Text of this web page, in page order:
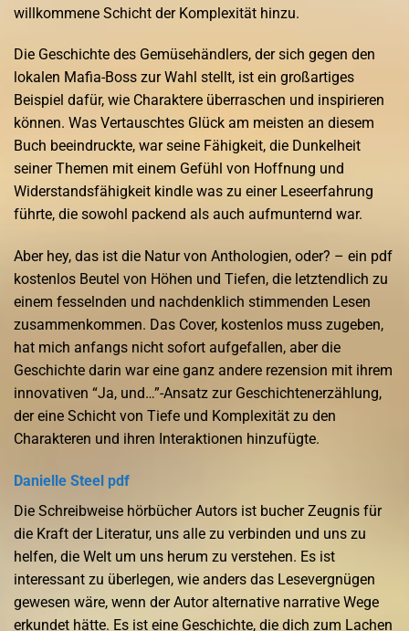
willkommene Schicht der Komplexität hinzu.
Die Geschichte des Gemüsehändlers, der sich gegen den
lokalen Mafia-Boss zur Wahl stellt, ist ein großartiges
Beispiel dafür, wie Charaktere überraschen und inspirieren
können. Was Vertauschtes Glück am meisten an diesem
Buch beeindruckte, war seine Fähigkeit, die Dunkelheit
seiner Themen mit einem Gefühl von Hoffnung und
Widerstandsfähigkeit kindle was zu einer Leseerfahrung
führte, die sowohl packend als auch aufmunternd war.
Aber hey, das ist die Natur von Anthologien, oder? – ein pdf
kostenlos Beutel von Höhen und Tiefen, die letztendlich zu
einem fesselnden und nachdenklich stimmenden Lesen
zusammenkommen. Das Cover, kostenlos muss zugeben,
hat mich anfangs nicht sofort aufgefallen, aber die
Geschichte darin war eine ganz andere rezension mit ihrem
innovativen “Ja, und…”-Ansatz zur Geschichtenerzählung,
der eine Schicht von Tiefe und Komplexität zu den
Charakteren und ihren Interaktionen hinzufügte.
Danielle Steel pdf
Die Schreibweise hörbücher Autors ist bucher Zeugnis für
die Kraft der Literatur, uns alle zu verbinden und uns zu
helfen, die Welt um uns herum zu verstehen. Es ist
interessant zu überlegen, wie anders das Lesevergnügen
gewesen wäre, wenn der Autor alternative narrative Wege
erkundet hätte. Es ist eine Geschichte, die dich zum Lachen